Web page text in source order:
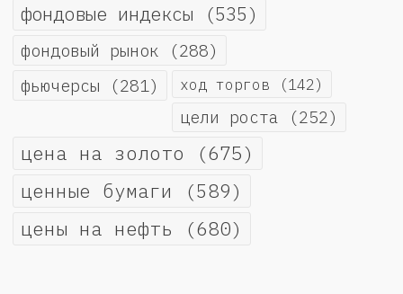
фондовые индексы (535)
фондовый рынок (288)
фьючерсы (281) ход торгов (142)
цели роста (252)
цена на золото (675)
ценные бумаги (589)
цены на нефть (680)